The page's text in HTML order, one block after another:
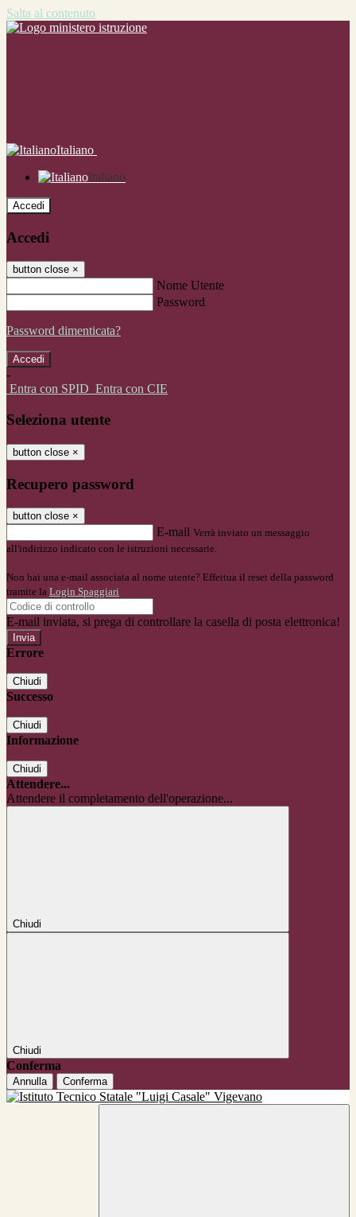
Salta al contenuto
Italiano
Italiano
Accedi
Accedi
button close ×
Nome Utente
Password
Password dimenticata?
-
Entra con SPID Entra con CIE
Seleziona utente
button close ×
Recupero password
button close ×
E-mail Verrà inviato un messaggio
all'indirizzo indicato con le istruzioni necessarie.
Non hai una e-mail associata al nome utente? Effettua il reset della password
tramite la Login Spaggiari
E-mail inviata, si prega di controllare la casella di posta elettronica!
Errore
Chiudi
Successo
Chiudi
Informazione
Chiudi
Attendere...
Attendere il completamento dell'operazione...
Chiudi
Chiudi
Conferma
Annulla Conferma